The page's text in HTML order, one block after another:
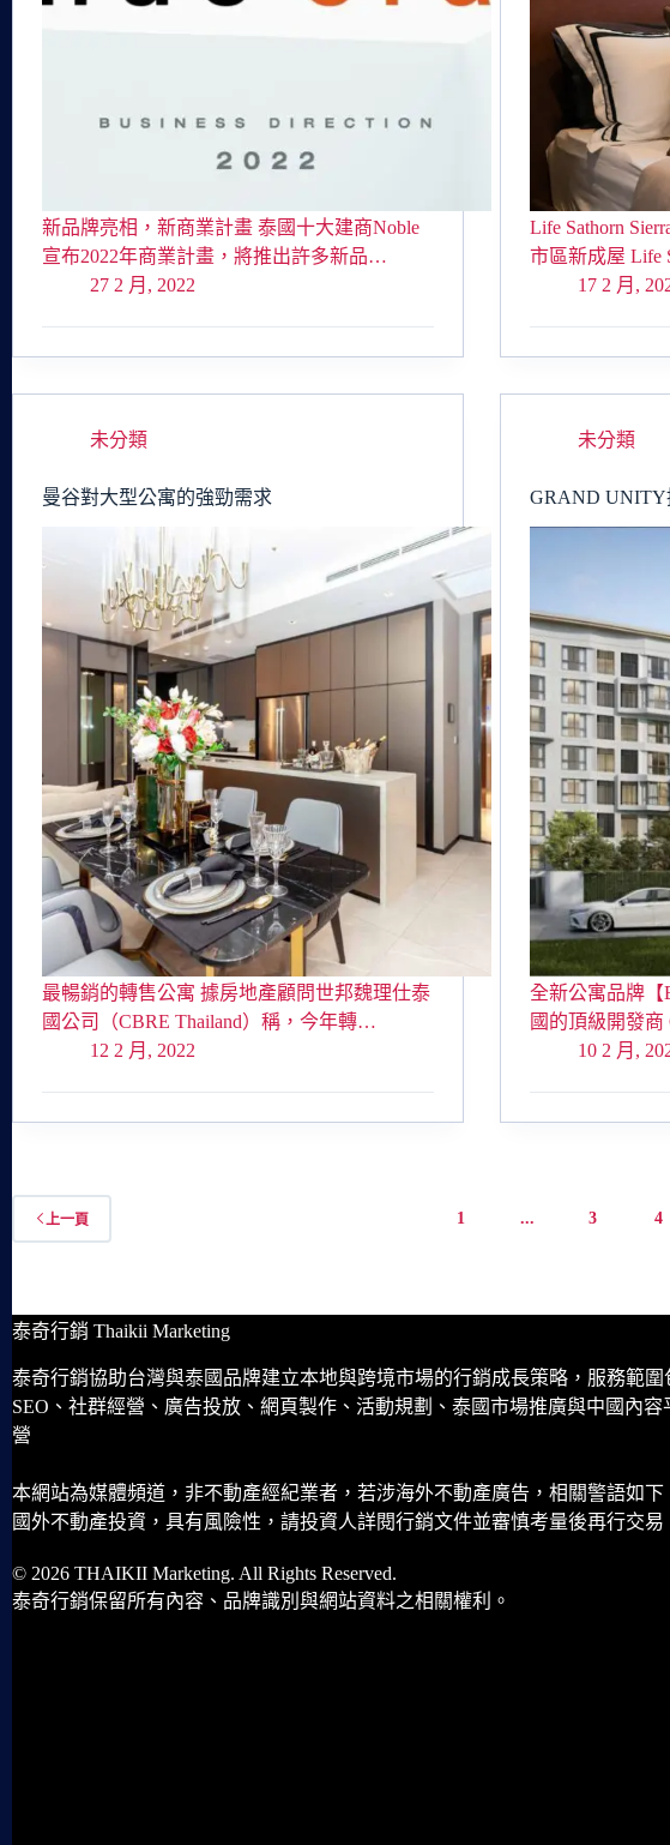
新品牌亮相，新商業計畫 泰國十大建商Noble
宣布2022年商業計畫，將推出許多新品…
27 2 月, 2022
Life Sathorn
市區新成屋 Life
17 2 月,
未分類
曼谷對大型公寓的強勁需求
最暢銷的轉售公寓 據房地產顧問世邦魏理仕泰
國公司（CBRE Thailand）稱，今年轉…
12 2 月, 2022
未分類
GRAND UNITY
全新公寓品牌【
國的頂級開發
10 2 月,
上一頁 1 ... 3 4
泰奇行銷 Thaikii Marketing
泰奇行銷協助台灣與泰國品牌建立本地與跨境市場的行銷成長策略，服務範圍
SEO、社群經營、廣告投放、網頁製作、活動規劃、泰國市場推廣與中國內容
營
本網站為媒體頻道，非不動產經紀業者，若涉海外不動產廣告，相關警語如下
國外不動產投資，具有風險性，請投資人詳閱行銷文件並審慎考量後再行交易
© 2026 THAIKII Marketing. All Rights Reserved.
泰奇行銷保留所有內容、品牌識別與網站資料之相關權利。